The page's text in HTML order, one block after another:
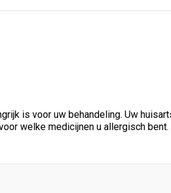
is voor uw behandeling. Uw
welke medicijnen u allergisch bent.